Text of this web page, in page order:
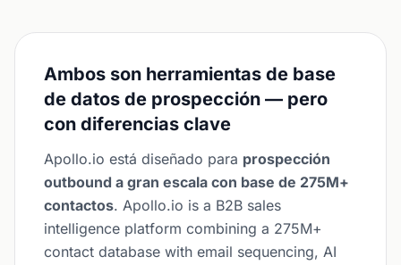
Ambos son herramientas de base
de datos de prospección — pero
con diferencias clave
Apollo.io está diseñado para prospección
outbound a gran escala con base de 275M+
contactos. Apollo.io is a B2B sales
intelligence platform combining a 275M+
contact database with email sequencing, AI